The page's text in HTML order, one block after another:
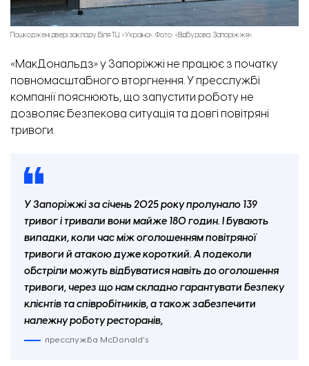
Пошкоджені двері закладу біля ТЦ «Україна». Фото: «Відбудова. Запоріжжя».
«МакДональдз» у Запоріжжі не працює з початку
повномасштабного вторгнення. У пресслужбі
компанії пояснюють, що запустити роботу не
дозволяє безпекова ситуація та довгі повітряні
тривоги.
У Запоріжжі за січень 2025 року пролунало 139
тривог і тривали вони майже 180 годин. І бувають
випадки, коли час між оголошенням повітряної
тривоги й атакою дуже короткий. А подеколи
обстріли можуть відбуватися навіть до оголошення
тривоги, через що нам складно гарантувати безпеку
клієнтів та співробітників, а також забезпечити
належну роботу ресторанів,
пресслужба McDonald’s